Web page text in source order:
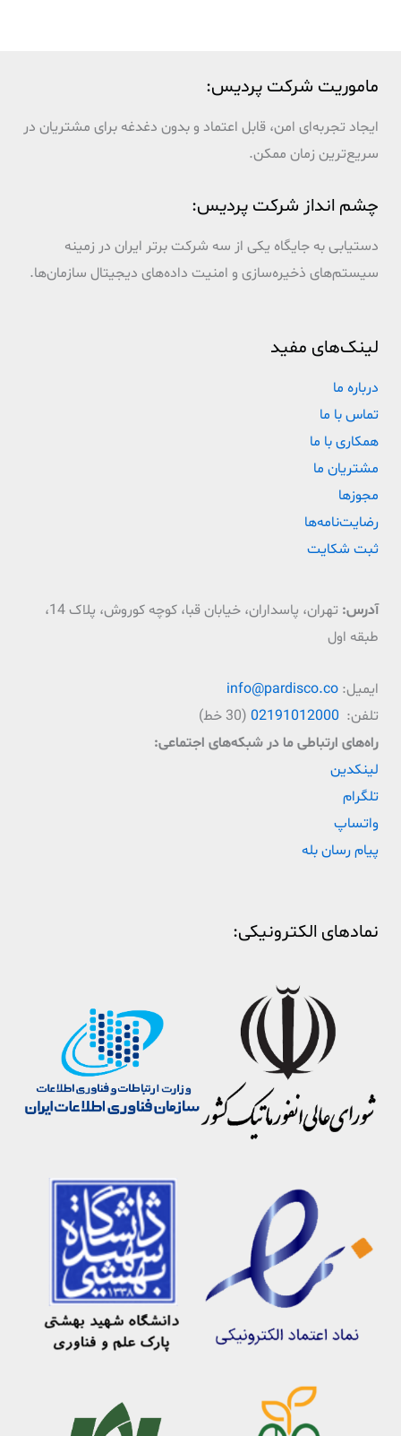
ماموریت شرکت پردیس:
ایجاد تجربه‌ای امن، قابل اعتماد و بدون دغدغه برای مشتریان در
سریع‌ترین زمان ممکن.
چشم انداز شرکت پردیس:
دستیابی به جایگاه یکی از سه شرکت برتر ایران در زمینه
سیستم‌های ذخیره‌سازی و امنیت داده‌های دیجیتال سازمان‌ها.
لینک‌های مفید
درباره ما
تماس با ما
همکاری با ما
مشتریان ما
مجوزها
رضایت‌نامه‌ها
ثبت شکایت
آدرس:
تهران، پاسداران، خیابان قبا، کوچه کوروش، پلاک 14،
طبقه اول
ایمیل: info@pardisco.co
تلفن: 02191012000 (30 خط)
راه‌‌های ارتباطی ما در شبکه‌های اجتماعی:
لینکدین
تلگرام
واتساپ
پیام رسان بله
نمادهای الکترونیکی: